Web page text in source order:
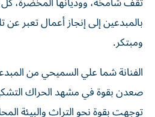
بالمبدعين إلى إنجاز أعمال تعبر عن
ومبتكر.
صعدن بقوة في مشهد الحراك
توجهت بقوة نحو التراث والبيئة